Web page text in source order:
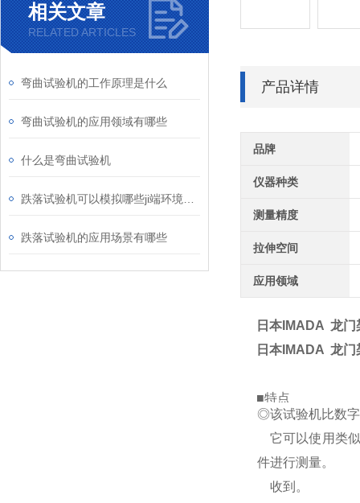
相关文章
RELATED ARTICLES
弯曲试验机的工作原理是什么
弯曲试验机的应用领域有哪些
什么是弯曲试验机
跌落试验机的应用场景有哪些
产品详情
品牌
仪器种类
测量精度
拉伸空间
应用领域
日本IMADA 龙门
日本IMADA 龙门
■特点
◎该试验机比数
它可以使用类
件进行测量。
收到。